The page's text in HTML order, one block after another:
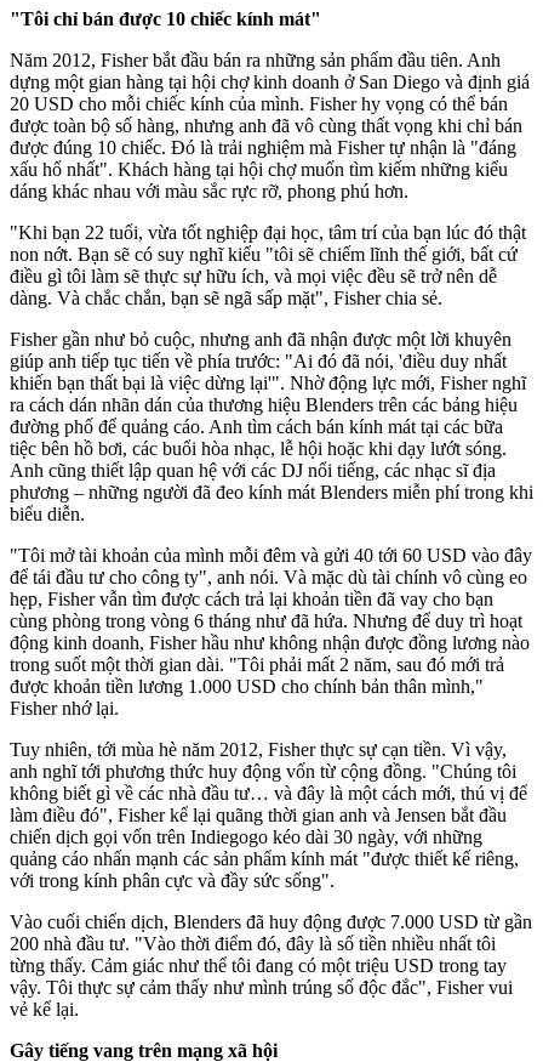
"Tôi chỉ bán được 10 chiếc kính mát"
Năm 2012, Fisher bắt đầu bán ra những sản phẩm đầu tiên. Anh
dựng một gian hàng tại hội chợ kinh doanh ở San Diego và định giá
20 USD cho mỗi chiếc kính của mình. Fisher hy vọng có thể bán
được toàn bộ số hàng, nhưng anh đã vô cùng thất vọng khi chỉ bán
được đúng 10 chiếc. Đó là trải nghiệm mà Fisher tự nhận là "đáng
xấu hổ nhất". Khách hàng tại hội chợ muốn tìm kiếm những kiểu
dáng khác nhau với màu sắc rực rỡ, phong phú hơn.
"Khi bạn 22 tuổi, vừa tốt nghiệp đại học, tâm trí của bạn lúc đó thật
non nớt. Bạn sẽ có suy nghĩ kiểu "tôi sẽ chiếm lĩnh thế giới, bất cứ
điều gì tôi làm sẽ thực sự hữu ích, và mọi việc đều sẽ trở nên dễ
dàng. Và chắc chắn, bạn sẽ ngã sấp mặt", Fisher chia sẻ.
Fisher gần như bỏ cuộc, nhưng anh đã nhận được một lời khuyên
giúp anh tiếp tục tiến về phía trước: "Ai đó đã nói, 'điều duy nhất
khiến bạn thất bại là việc dừng lại'". Nhờ động lực mới, Fisher nghĩ
ra cách dán nhãn dán của thương hiệu Blenders trên các bảng hiệu
đường phố để quảng cáo. Anh tìm cách bán kính mát tại các bữa
tiệc bên hồ bơi, các buổi hòa nhạc, lễ hội hoặc khi dạy lướt sóng.
Anh cũng thiết lập quan hệ với các DJ nổi tiếng, các nhạc sĩ địa
phương – những người đã đeo kính mát Blenders miễn phí trong khi
biểu diễn.
"Tôi mở tài khoản của mình mỗi đêm và gửi 40 tới 60 USD vào đây
để tái đầu tư cho công ty", anh nói. Và mặc dù tài chính vô cùng eo
hẹp, Fisher vẫn tìm được cách trả lại khoản tiền đã vay cho bạn
cùng phòng trong vòng 6 tháng như đã hứa. Nhưng để duy trì hoạt
động kinh doanh, Fisher hầu như không nhận được đồng lương nào
trong suốt một thời gian dài. "Tôi phải mất 2 năm, sau đó mới trả
được khoản tiền lương 1.000 USD cho chính bản thân mình,"
Fisher nhớ lại.
Tuy nhiên, tới mùa hè năm 2012, Fisher thực sự cạn tiền. Vì vậy,
anh nghĩ tới phương thức huy động vốn từ cộng đồng. "Chúng tôi
không biết gì về các nhà đầu tư… và đây là một cách mới, thú vị để
làm điều đó", Fisher kể lại quãng thời gian anh và Jensen bắt đầu
chiến dịch gọi vốn trên Indiegogo kéo dài 30 ngày, với những
quảng cáo nhấn mạnh các sản phẩm kính mát "được thiết kế riêng,
với trong kính phân cực và đầy sức sống".
Vào cuối chiến dịch, Blenders đã huy động được 7.000 USD từ gần
200 nhà đầu tư. "Vào thời điểm đó, đây là số tiền nhiều nhất tôi
từng thấy. Cảm giác như thể tôi đang có một triệu USD trong tay
vậy. Tôi thực sự cảm thấy như mình trúng số độc đắc", Fisher vui
vẻ kể lại.
Gây tiếng vang trên mạng xã hội